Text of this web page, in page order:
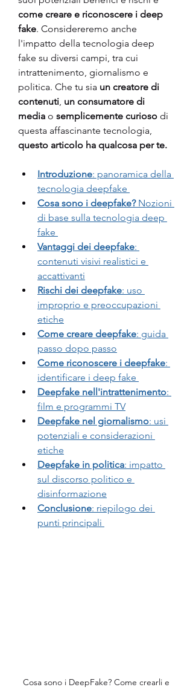
come creare e riconoscere i deep
fake. Considereremo anche
l'impatto della tecnologia deep
fake su diversi campi, tra cui
intrattenimento, giornalismo e
politica. Che tu sia un creatore di
contenuti, un consumatore di
media o semplicemente curioso di
questa affascinante tecnologia,
questo articolo ha qualcosa per te.
Introduzione: panoramica della
tecnologia deepfake
Cosa sono i deepfake? Nozioni
di base sulla tecnologia deep
fake
Vantaggi dei deepfake:
contenuti visivi realistici e
accattivanti
Rischi dei deepfake: uso
improprio e preoccupazioni
etiche
Come creare deepfake: guida
passo dopo passo
Come riconoscere i deepfake:
identificare i deep fake
Deepfake nell'intrattenimento:
film e programmi TV
Deepfake nel giornalismo: usi
potenziali e considerazioni
etiche
Deepfake in politica: impatto
sul discorso politico e
disinformazione
Conclusione: riepilogo dei
punti principali
Cosa sono i DeepFake? Come crearli e